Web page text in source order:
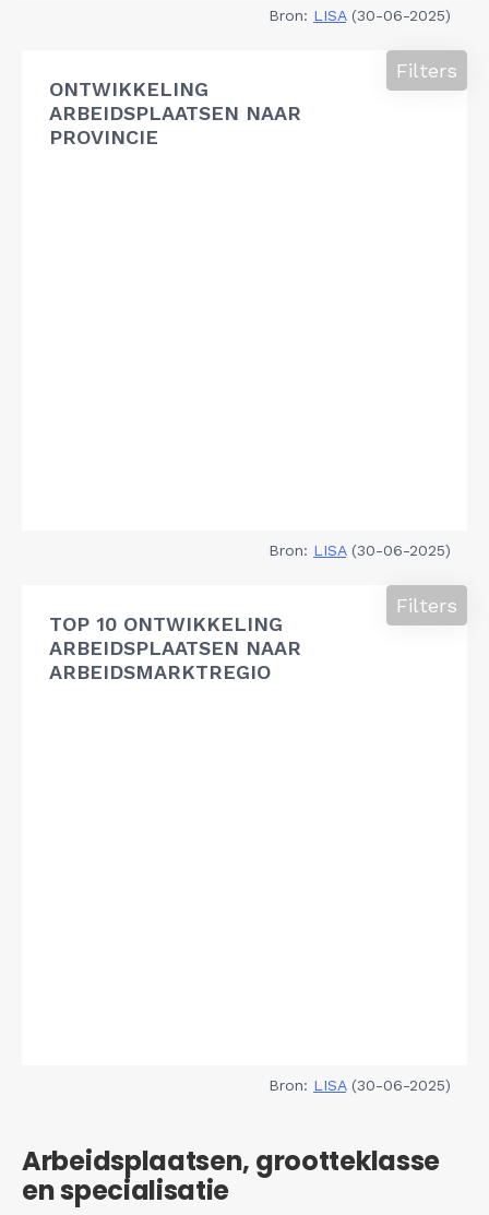
Bron: LISA(30-06-2025)
ONTWIKKELING
ARBEIDSPLAATSEN NAAR
PROVINCIE
Filters
Bron: LISA(30-06-2025)
TOP 10 ONTWIKKELING
ARBEIDSPLAATSEN NAAR
ARBEIDSMARKTREGIO
Filters
Bron: LISA(30-06-2025)
Arbeidsplaatsen, grootteklasse
en specialisatie